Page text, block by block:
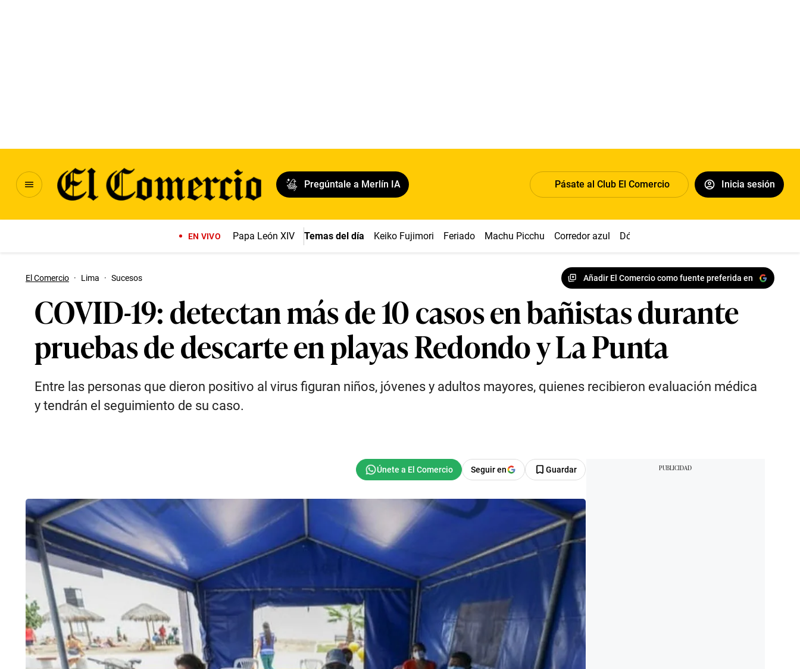
Pregúntale a Merlín IA Pásate al Club El Comercio Inicia sesión
EN VIVO Papa León XIV Temas del día Keiko Fujimori Feriado Machu Picchu Corredor azul Dólar
El Comercio · Lima · Sucesos Añadir El Comercio como fuente preferida en
COVID-19: detectan más de 10 casos en bañistas durante
pruebas de descarte en playas Redondo y La Punta
Entre las personas que dieron positivo al virus figuran niños, jóvenes y adultos mayores, quienes recibieron evaluación médica
y tendrán el seguimiento de su caso.
Seguir en Guardar